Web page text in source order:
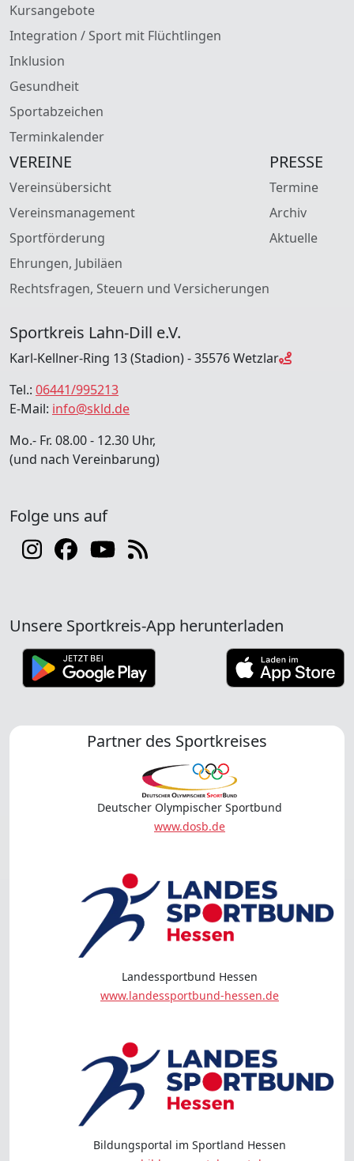
Kursangebote
Integration / Sport mit Flüchtlingen
Inklusion
Gesundheit
Sportabzeichen
Terminkalender
VEREINE
Vereinsübersicht
Vereinsmanagement
Sportförderung
Ehrungen, Jubiläen
Rechtsfragen, Steuern und Versicherungen
PRESSE
Termine
Archiv
Aktuelle
Sportkreis Lahn-Dill e.V.
Karl-Kellner-Ring 13 (Stadion) - 35576 Wetzlar
Tel.: 06441/995213
E-Mail: info@skld.de
Mo.- Fr. 08.00 - 12.30 Uhr,
(und nach Vereinbarung)
Folge uns auf
Unsere Sportkreis-App herunterladen
Partner des Sportkreises
Deutscher Olympischer Sportbund
www.dosb.de
Landessportbund Hessen
www.landessportbund-hessen.de
Bildungsportal im Sportland Hessen